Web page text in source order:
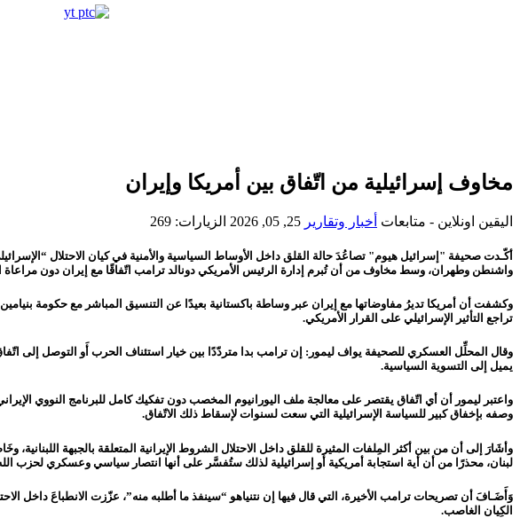
مخاوف إسرائيلية من اتّفاق بين أمريكا وإيران
اليقين اونلاين - متابعات أخبار وتقارير 25, 05, 2026 الزيارات: 269
أكّـدت صحيفة "إسرائيل هيوم" تصاعُدَ حالة القلق داخل الأوساط السياسية والأمنية في كيان الاحتلال
واشنطن وطهران، وسط مخاوف من أن تُبرم إدارة الرئيس الأمريكي دونالد ترامب اتّفاقًا مع إيران دون مراعاة
وكشفت أن أمريكا تديرُ مفاوضاتها مع إيران عبر وساطة باكستانية بعيدًا عن التنسيق المباشر مع حكومة بنيامين
تراجع التأثير الإسرائيلي على القرار الأمريكي.
وقال المحلِّل العسكري للصحيفة يواف ليمور: إن ترامب بدا متردّدًا بين خيار استئناف الحرب أَو التوصل إلى
يميل إلى التسوية السياسية.
وصفه بإخفاق كبير للسياسة الإسرائيلية التي سعت لسنوات لإسقاط ذلك الاتّفاق.
وأشَارَ إلى أن من بين أكثر المِلفات المثيرة للقلق داخل الاحتلال الشروط الإيرانية المتعلقة بالجبهة
لبنان، محذرًا من أن أية استجابة أمريكية أَو إسرائيلية لذلك ستُفسَّر على أنها انتصار سياسي وعسكري لحزب
وَأَضَـافَ أن تصريحات ترامب الأخيرة، التي قال فيها إن نتنياهو “سينفذ ما أطلبه منه”، عزّزت الانطباعَ داخل
الكِيان الغاصب.